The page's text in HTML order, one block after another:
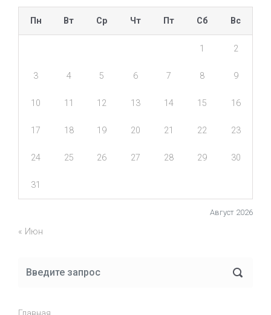
Август 2026
Пн Вт Ср Чт Пт Сб Вс
1 2
3 4 5 6 7 8 9
10 11 12 13 14 15 16
17 18 19 20 21 22 23
24 25 26 27 28 29 30
31
« Июн